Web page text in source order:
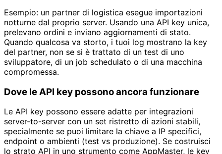
Esempio: un partner di logistica esegue importazioni
notturne dal proprio server. Usando una API key unica,
prelevano ordini e inviano aggiornamenti di stato.
Quando qualcosa va storto, i tuoi log mostrano la key
del partner, non se si è trattato di un test di uno
sviluppatore, di un job schedulato o di una macchina
compromessa.
Dove le API key possono ancora funzionare
Le API key possono essere adatte per integrazioni
server-to-server con un set ristretto di azioni stabili,
specialmente se puoi limitare la chiave a IP specifici,
endpoint o ambienti (test vs produzione). Se costruisci
lo strato API in uno strumento come AppMaster, le key